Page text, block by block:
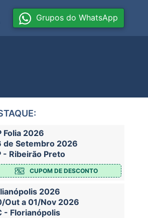
Grupos do WhatsApp
Folia 2026
de Setembro 2026
- Ribeirão Preto
CUPOM DE DESCONTO
2026
Out a 01/Nov 2026
- Florianópolis